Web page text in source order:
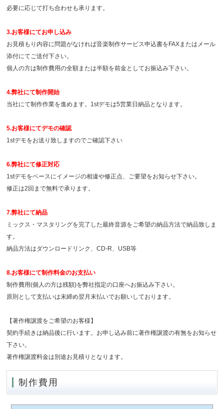
必要に応じて打ち合わせも承ります。
3.お客様にてお申し込み
お見積もり内容に問題がなければ音楽制作サービス申込書をFAXまたはメール
添付にてご送付下さい。
個人の方は制作費用の全額または半額を前金としてお振込み下さい。
4.弊社にて制作開始
当社にて制作作業を進めます。1stデモは5営業日納品となります。
5.お客様にてデモの確認
1stデモをお送り致しますのでご確認下さい
6.弊社にて修正対応
1stデモをベースにイメージの相違や修正点、ご要望をお知らせ下さい。
修正は2回まで無料で承ります。
7.弊社にて納品
ミックス・マスタリングを完了した最終音源をご希望の納品方法で納品致しま
す。
納品方法はダウンロードリンク、CD-R、USB等
8.お客様にて制作料金のお支払い
制作費用(個人の方は残額)を弊社指定の口座へお振込み下さい。
原則として支払いは末締め翌月末払いでお願いしております。
【著作権譲渡をご希望のお客様】
契約手続きは納品後に行います。お申し込み前に著作権譲渡の有無をお知らせ
下さい。
著作権譲渡料金は別途お見積りとなります。
制作費用